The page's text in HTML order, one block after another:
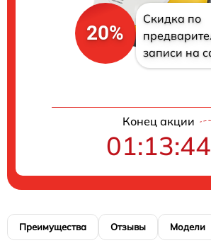
20%
Скидка по
записи на
Конец акции
01:13:43
Преимущества Отзывы Модели